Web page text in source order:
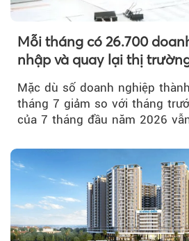
Mỗi tháng có 26.700
nhập và quay lại thị
Mặc dù số doanh nghiệp
tháng 7 giảm so với tháng
của 7 tháng đầu năm 2026